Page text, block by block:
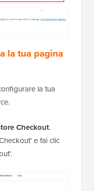
la tua pagina
la tua
Checkout.
e fai clic